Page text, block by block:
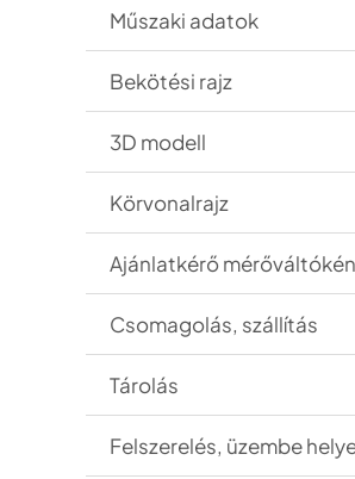
Műszaki adatok
Bekötési rajz
3D modell
Körvonalrajz
Ajánlatkérő
Csomagolás, szállítás
Tárolás
Felszerelés, üzembe